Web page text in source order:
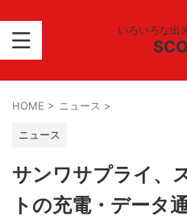
いろいろな出
HOME > ニュース >
ニュース
サンワサプライ、
トの充電・データ